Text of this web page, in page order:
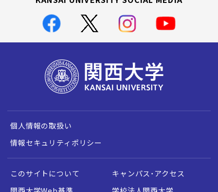
個人情報の取扱い
情報セキュリティポリシー
このサイトについて
キャンパス・アクセス